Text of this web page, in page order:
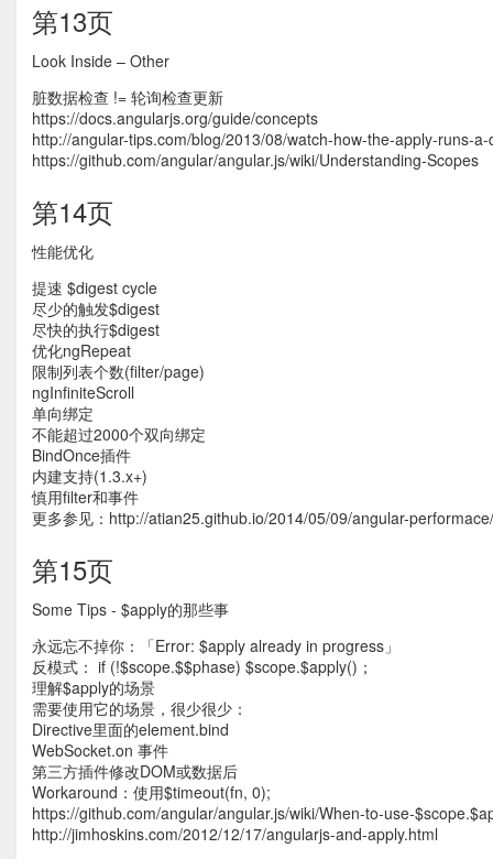
第13页
Look Inside – Other
脏数据检查 != 轮询检查更新
https://docs.angularjs.org/guide/concepts
http://angular-tips.com/blog/2013/08/watch-how-the-apply-runs-a-
https://github.com/angular/angular.js/wiki/Understanding-Scopes
第14页
性能优化
提速 $digest cycle
尽少的触发$digest
尽快的执行$digest
优化ngRepeat
限制列表个数(filter/page)
ngInfiniteScroll
单向绑定
不能超过2000个双向绑定
BindOnce插件
内建支持(1.3.x+)
慎用filter和事件
更多参见：http://atian25.github.io/2014/05/09/angular-performace/
第15页
Some Tips - $apply的那些事
永远忘不掉你：「Error: $apply already in progress」
反模式： if (!$scope.$$phase) $scope.$apply()；
理解$apply的场景
需要使用它的场景，很少很少：
Directive里面的element.bind
WebSocket.on 事件
第三方插件修改DOM或数据后
Workaround：使用$timeout(fn, 0);
https://github.com/angular/angular.js/wiki/When-to-use-
http://jimhoskins.com/2012/12/17/angularjs-and-apply.html